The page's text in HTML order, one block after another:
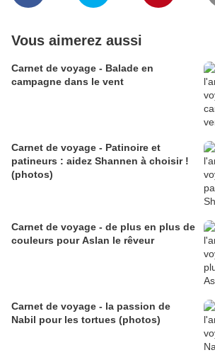
Vous aimerez aussi
Carnet de voyage - Balade en
campagne dans le vent
Carnet de voyage - Patinoire et
patineurs : aidez Shannen à choisir !
(photos)
Carnet de voyage - de plus en plus de
couleurs pour Aslan le rêveur
Carnet de voyage - la passion de
Nabil pour les tortues (photos)